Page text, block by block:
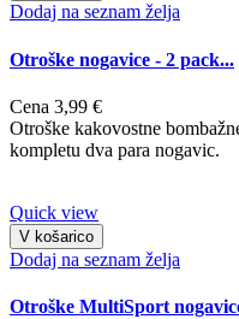
Dodaj na seznam želja
Otroške nogavice - 2 pack...
Cena 3,99 €
Otroške kakovostne
kompletu dva para nogavic.
Quick view
V košarico
Dodaj na seznam želja
Otroške MultiSport